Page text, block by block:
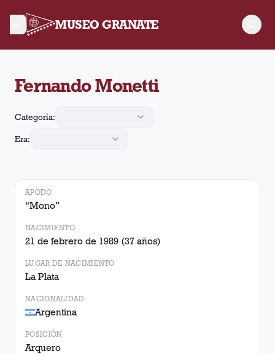
MUSEO GRANATE
Fernando Monetti
Categoría:
Era:
APODO
“Mono”
NACIMIENTO
21 de febrero de 1989 (37 años)
LUGAR DE NACIMIENTO
La Plata
NACIONALIDAD
Argentina
POSICIÓN
Arquero